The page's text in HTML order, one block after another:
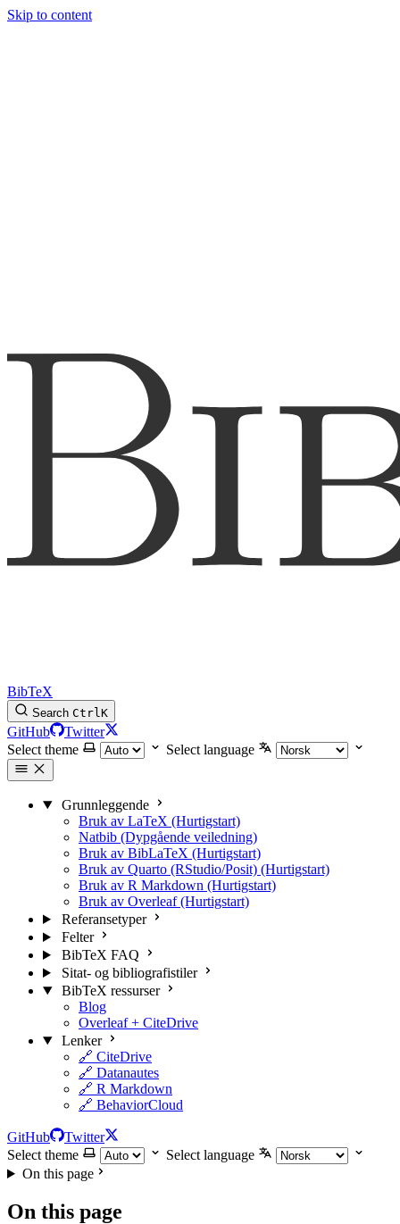
Skip to content
BibTeX
Search CtrlK
GitHub
Twitter
Select theme
Select language
Grunnleggende
Bruk av LaTeX (Hurtigstart)
Natbib (Dypgående veiledning)
Bruk av BibLaTeX (Hurtigstart)
Bruk av Quarto (RStudio/Posit) (Hurtigstart)
Bruk av R Markdown (Hurtigstart)
Bruk av Overleaf (Hurtigstart)
Referansetyper
Felter
BibTeX FAQ
Sitat- og bibliografistiler
BibTeX ressurser
Blog
Overleaf + CiteDrive
Lenker
🔗 CiteDrive
🔗 Datanautes
🔗 R Markdown
🔗 BehaviorCloud
GitHub
Twitter
Select theme
Select language
On this page
On this page